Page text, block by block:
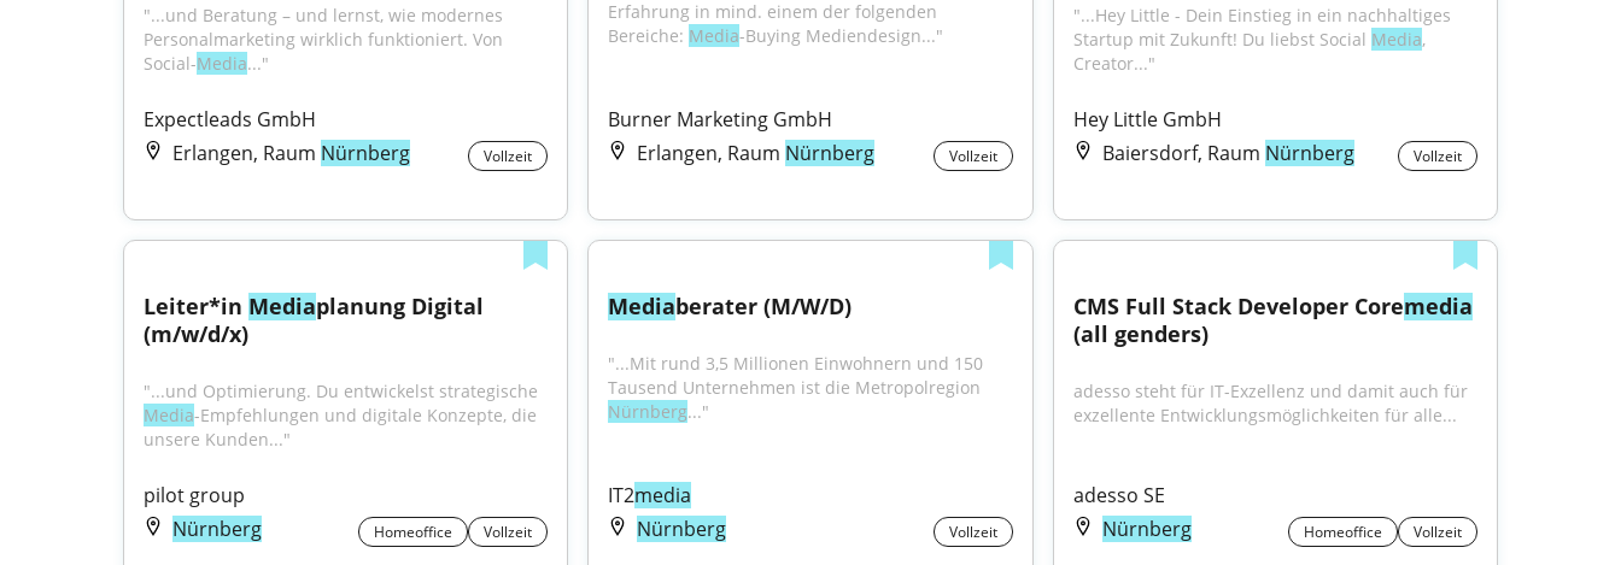
"...und Beratung – und lernst, wie modernes
Personalmarketing wirklich funktioniert. Von
Social-Media..."
Expectleads GmbH
Erlangen, Raum Nürnberg Vollzeit
Erfahrung in mind. einem der folgenden
Bereiche: Media-Buying Mediendesign..."
Burner Marketing GmbH
Erlangen, Raum Nürnberg Vollzeit
"...Hey Little - Dein Einstieg in ein nachhaltiges
Startup mit Zukunft! Du liebst Social Media,
Creator..."
Hey Little GmbH
Baiersdorf, Raum Nürnberg Vollzeit
Leiter*in Mediaplanung Digital
(m/w/d/x)
Media-Empfehlungen und digitale Konzepte, die
unsere Kunden..."
pilot group
Nürnberg
Homeoffice Vollzeit
Mediaberater (M/W/D)
"...Mit rund 3,5 Millionen Einwohnern und 150
Nürnberg..."
IT2media
Nürnberg
Vollzeit
CMS Full Stack Developer Coremedia
(all genders)
adesso steht für IT-Exzellenz und damit auch für
exzellente Entwicklungsmöglichkeiten für alle...
adesso SE
Nürnberg
Homeoffice Vollzeit